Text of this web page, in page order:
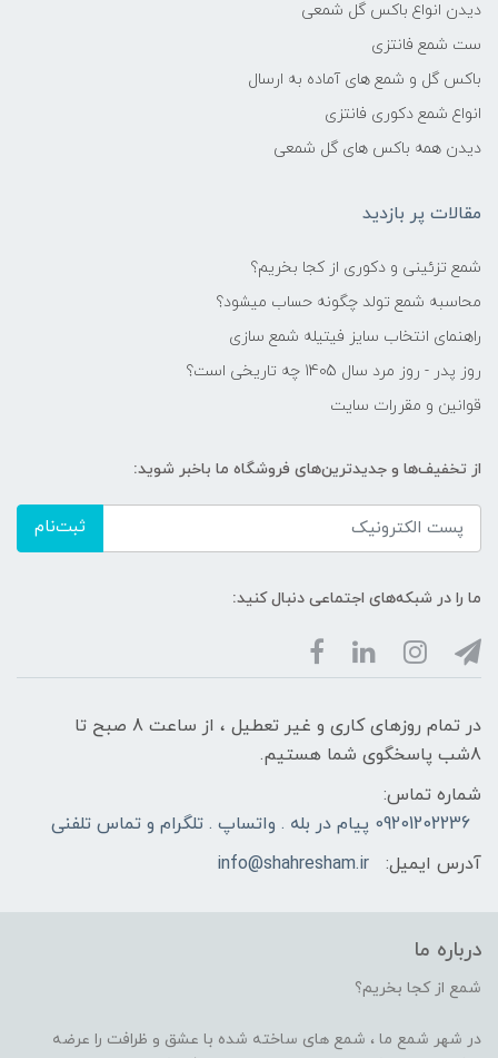
دیدن انواع باکس گل شمعی
ست شمع فانتزی
باکس گل و شمع های آماده به ارسال
انواع شمع دکوری فانتزی
دیدن همه باکس های گل شمعی
مقالات پر بازدید
شمع تزئینی و دکوری از کجا بخریم؟
محاسبه شمع تولد چگونه حساب میشود؟
راهنمای انتخاب سایز فیتیله شمع سازی
روز پدر - روز مرد سال 1405 چه تاریخی است؟
قوانین و مقررات سایت
از تخفیف‌ها و جدیدترین‌های فروشگاه ما باخبر شوید:
ثبت‌نام
ما را در شبکه‌های اجتماعی دنبال کنید:
در تمام روزهای کاری و غیر تعطیل ، از ساعت 8 صبح تا
8شب پاسخگوی شما هستیم.
شماره تماس:
09201202236 پیام در بله . واتساپ . تلگرام و تماس تلفنی
آدرس ایمیل:
info@shahresham.ir
درباره ما
شمع از کجا بخریم؟
در شهر شمع ما ، شمع های ساخته شده با عشق و ظرافت را عرضه